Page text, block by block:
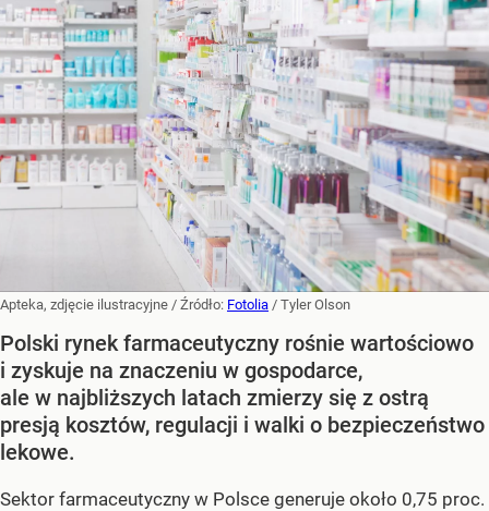
Apteka, zdjęcie ilustracyjne / Źródło: Fotolia / Tyler Olson
Polski rynek farmaceutyczny rośnie wartościowo
i zyskuje na znaczeniu w gospodarce,
ale w najbliższych latach zmierzy się z ostrą
presją kosztów, regulacji i walki o bezpieczeństwo
lekowe.
Sektor farmaceutyczny w Polsce generuje około 0,75 proc.